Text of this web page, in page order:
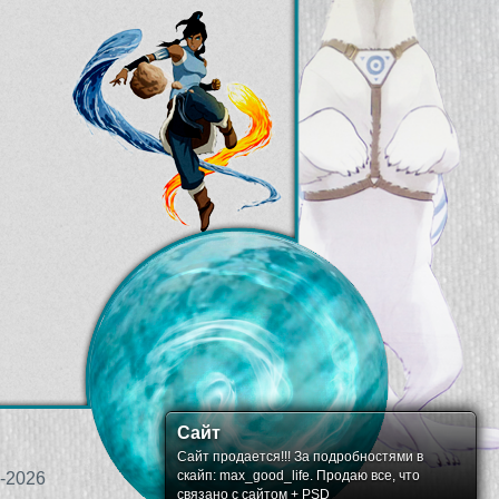
2026
Сайт
Сайт продается!!! За подробностями в
скайп: max_good_life. Продаю все, что
связано с сайтом + PSD